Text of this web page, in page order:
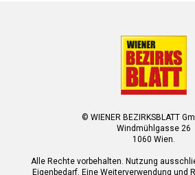
© WIENER BEZIRKSBLATT
Windmühlgasse 26
1060 Wien.
Alle Rechte vorbehalten. Nutzung
Eigenbedarf. Eine Weiterverwendung und